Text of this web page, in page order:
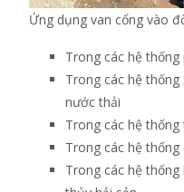
Ứng dụng van cổng vào
Trong các hệ
Trong các hệ
nước thải
Trong các hệ
Trong các hệ
Trong các hệ